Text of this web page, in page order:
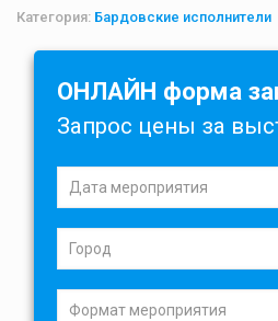
Категория: Бардовские исполнители
ОНЛАЙН форма
Запрос цены за